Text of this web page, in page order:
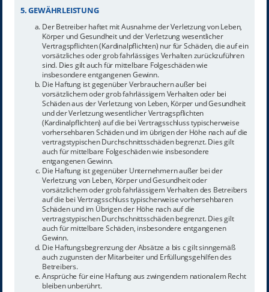
5. GEWÄHRLEISTUNG
Der Betreiber haftet mit Ausnahme der Verletzung von Leben,
Körper und Gesundheit und der Verletzung wesentlicher
Vertragspflichten (Kardinalpflichten) nur für Schäden, die auf ein
vorsätzliches oder grob fahrlässiges Verhalten zurückzuführen
sind. Dies gilt auch für mittelbare Folgeschäden wie
insbesondere entgangenen Gewinn.
Die Haftung ist gegenüber Verbrauchern außer bei
vorsätzlichem oder grob fahrlässigem Verhalten oder bei
Schäden aus der Verletzung von Leben, Körper und Gesundheit
und der Verletzung wesentlicher Vertragspflichten
(Kardinalpflichten) auf die bei Vertragsschluss typischerweise
vorhersehbaren Schäden und im übrigen der Höhe nach auf die
vertragstypischen Durchschnittsschäden begrenzt. Dies gilt
auch für mittelbare Folgeschäden wie insbesondere
entgangenen Gewinn.
Die Haftung ist gegenüber Unternehmern außer bei der
Verletzung von Leben, Körper und Gesundheit oder
vorsätzlichem oder grob fahrlässigem Verhalten des Betreibers
auf die bei Vertragsschluss typischerweise vorhersehbaren
Schäden und im Übrigen der Höhe nach auf die
vertragstypischen Durchschnittsschäden begrenzt. Dies gilt
auch für mittelbare Schäden, insbesondere entgangenen
Gewinn.
Die Haftungsbegrenzung der Absätze a bis c gilt sinngemäß
auch zugunsten der Mitarbeiter und Erfüllungsgehilfen des
Betreibers.
Ansprüche für eine Haftung aus zwingendem nationalem Recht
bleiben unberührt.